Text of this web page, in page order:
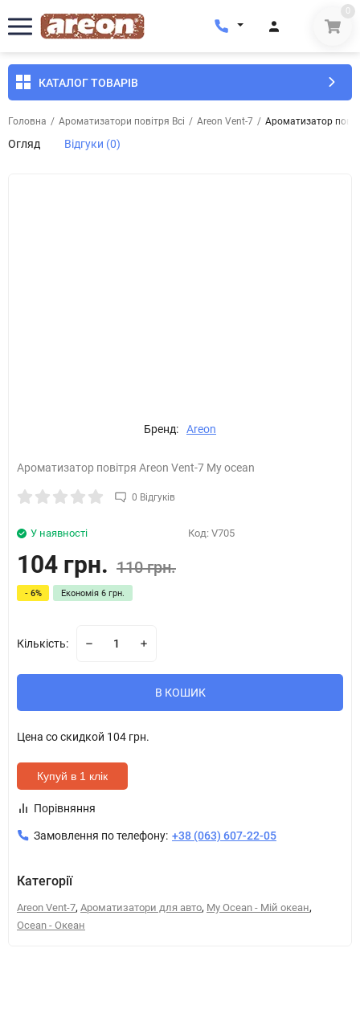
0
КАТАЛОГ ТОВАРІВ
Головна / Ароматизатори повітря Всі / Areon Vent-7 / Ароматизатор
Огляд Відгуки (0)
Бренд: Areon
Ароматизатор повітря Areon Vent-7 My ocean
0 Відгуків
У наявності Код: V705
104 грн. 110 грн.
- 6% Економія 6 грн.
Кількість:
В КОШИК
Цена со скидкой 104 грн.
Купуй в 1 клік
Порівняння
Замовлення по телефону: +38 (063) 607-22-05
Категорії
Areon Vent-7, Ароматизатори для авто, My Ocean - Мій океан,
Ocean - Океан